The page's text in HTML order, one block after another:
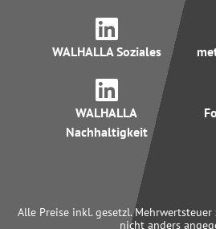
WALHALLA Soziales
WALHALLA
Nachhaltigkeit
Alle Preise inkl. gesetzl. Mehrwertsteuer
nicht anders